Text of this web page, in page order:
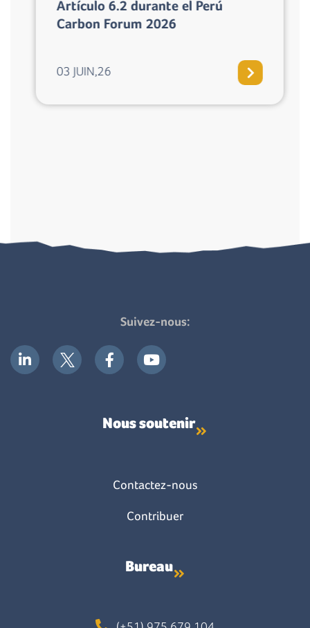
Artículo 6.2 durante el Perú
Carbon Forum 2026
03 JUIN,26
Suivez-nous:
Nous soutenir
Contactez-nous
Contribuer
Bureau